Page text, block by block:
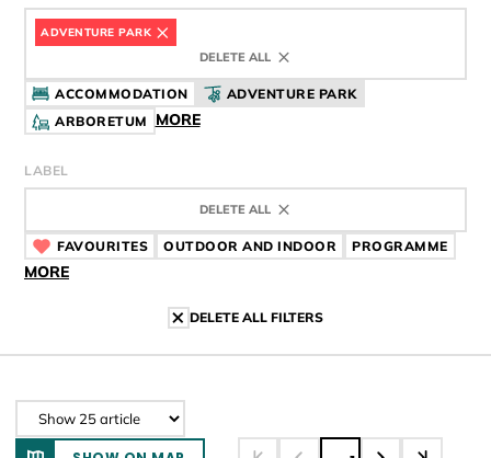
ADVENTURE PARK
DELETE ALL
ACCOMMODATION
ADVENTURE PARK
ARBORETUM
MORE
LABEL
DELETE ALL
FAVOURITES CÍMKE
OUTDOOR AND INDOOR CÍMKE
PROGRAMME
MORE
DELETE ALL FILTERS